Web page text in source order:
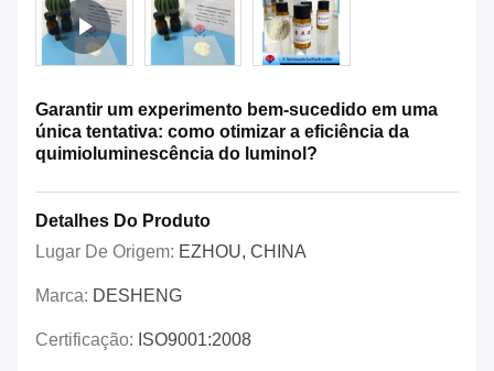
Garantir um experimento bem-sucedido em uma
única tentativa: como otimizar a eficiência da
quimioluminescência do luminol?
Detalhes Do Produto
Lugar De Origem: EZHOU, CHINA
Marca: DESHENG
Certificação: ISO9001:2008